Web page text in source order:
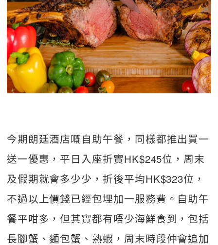
今期朗廷酒店嘅自助午餐，同樣都推出買一
送一優惠，平日入座折實HK$245位，周末
及假期就會多少少，折後平均HK$323位，
不過以上價錢已經包埋加一服務費。自助午
餐平咁多，但其實都有唔少海鮮食到，包括
長腳蟹、麵包蟹、熟蝦，周末時段仲會追加